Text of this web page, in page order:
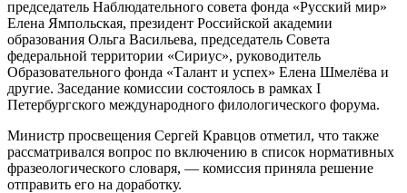
председатель Наблюдательного совета фонда «Русский мир»
Елена Ямпольская, президент Российской академии
образования Ольга Васильева, председатель Совета
федеральной территории «Сириус», руководитель
Образовательного фонда «Талант и успех» Елена Шмелёва и
другие. Заседание комиссии состоялось в рамках I
Петербургского международного филологического форума.
Министр просвещения Сергей Кравцов отметил, что также
рассматривался вопрос по включению в список нормативных
фразеологического словаря, — комиссия приняла решение
отправить его на доработку.